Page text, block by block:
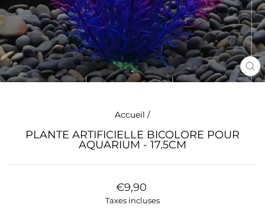
Accueil /
PLANTE ARTIFICIELLE BICOLORE POUR
AQUARIUM - 17.5CM
Prix
régulier
€9,90
Taxes incluses